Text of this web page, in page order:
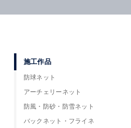
施工作品
防球ネット
アーチェリーネット
防風・防砂・防雪ネット
バックネット・フライネ